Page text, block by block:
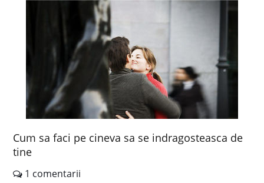
Cum sa faci pe cineva sa se indragosteasca de
tine
1 comentarii